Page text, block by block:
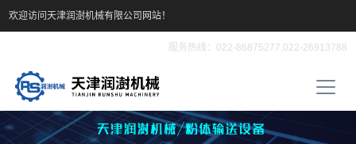
欢迎访问天津润澍机械有限公司网站！
服务热线：022-86875277,022-26913788